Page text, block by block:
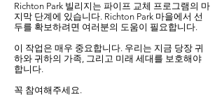
Richton Park 빌리지는 파이프 교체 프로그램의 마
지막 단계에 있습니다. Richton Park 마을에서 선
두를 확보하려면 여러분의 도움이 필요합니다.
이 작업은 매우 중요합니다. 우리는 지금 당장 귀
하와 귀하의 가족, 그리고 미래 세대를 보호해야
합니다.
꼭 참여해주세요.